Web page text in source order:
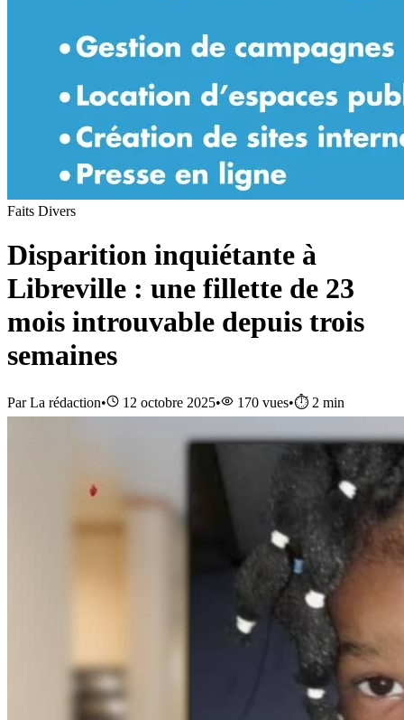
Faits Divers
Disparition inquiétante à
Libreville : une fillette de 23
mois introuvable depuis trois
semaines
ParLa rédaction• 12 octobre 2025• 170 vues•⏱️ 2 min